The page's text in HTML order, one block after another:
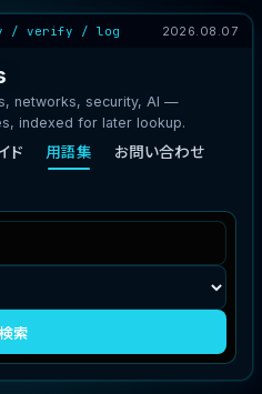
/ verify / log 2026.08.07
networks, security, AI —
indexed for later lookup.
ド 用語集 お問い合わせ
検索